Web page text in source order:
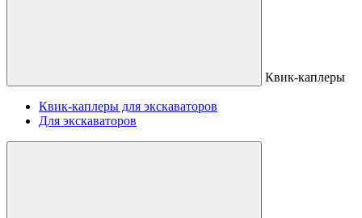
Квик-каплеры
Квик-каплеры для экскаваторов
Для экскаваторов